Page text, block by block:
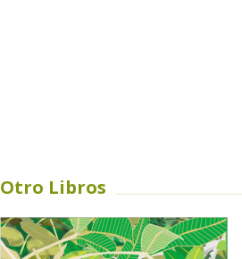
Otro Libros